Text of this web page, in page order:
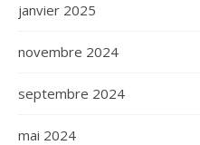
janvier 2025
novembre 2024
septembre 2024
mai 2024